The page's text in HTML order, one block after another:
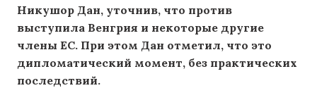
Никушор Дан, уточнив, что против
выступила Венгрия и некоторые другие
члены ЕС. При этом Дан отметил, что это
дипломатический момент, без практических
последствий.